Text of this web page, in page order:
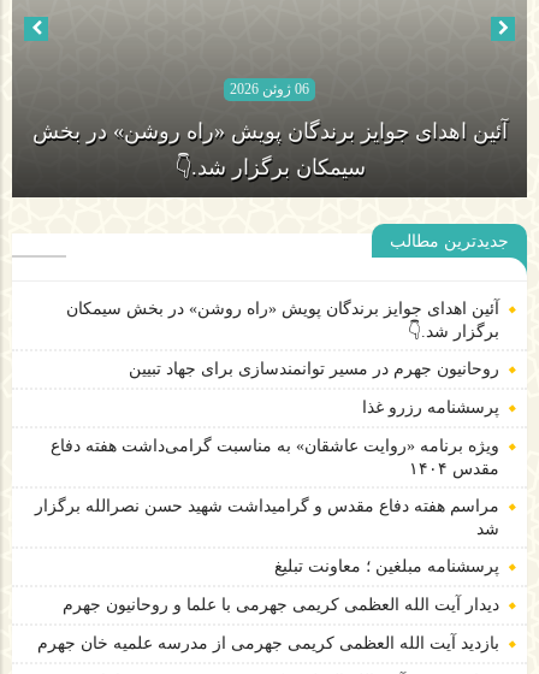
06 ژوئن 2026
آئین اهدای جوایز برندگان پویش «راه روشن» در بخش
روحانیون جهرم در مسیر توانمندسازی برای جهاد تبیین
جدیدترین مطالب
آئین اهدای جوایز برندگان پویش «راه روشن» در بخش سیمکان
برگزار شد.👇
روحانیون جهرم در مسیر توانمندسازی برای جهاد تبیین
پرسشنامه رزرو غذا
ویژه برنامه «روایت عاشقان» به مناسبت گرامی‌داشت هفته دفاع
مقدس ۱۴۰۴
مراسم هفته دفاع مقدس و گرامیداشت شهید حسن نصرالله برگزار
شد
پرسشنامه مبلغین ؛ معاونت تبلیغ
دیدار آیت الله العظمی کریمی جهرمی با علما و روحانیون جهرم
بازدید آیت الله العظمی کریمی جهرمی از مدرسه علمیه خان جهرم